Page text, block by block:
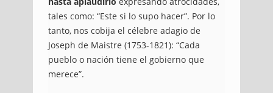
tales como: “Este si lo supo hacer”. Por lo
tanto, nos cobija el célebre adagio de
Joseph de Maistre (1753-1821): “Cada
pueblo o nación tiene el gobierno que
merece”.